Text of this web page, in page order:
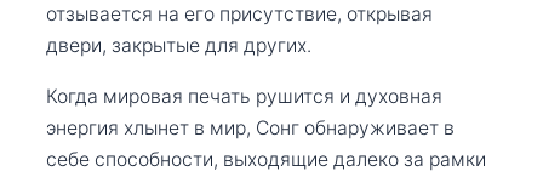
отзывается на его присутствие, открывая
двери, закрытые для других.
Когда мировая печать рушится и духовная
энергия хлынет в мир, Сонг обнаруживает в
себе способности, выходящие далеко за рамки